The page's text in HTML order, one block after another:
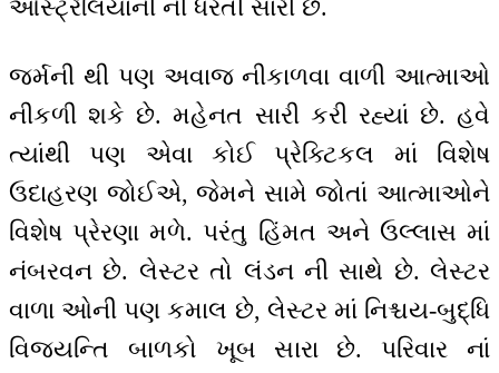
ઓસ્ટ્રેલિયાની ની ધરતી સારી છે.
જર્મની થી પણ અવાજ નીકાળવા વાળી આત્માઓ
નીકળી શકે છે. મહેનત સારી કરી રહ્યાં છે. હવે
ત્યાંથી પણ એવા કોઈ પ્રેક્ટિકલ માં વિશેષ
ઉદાહરણ જોઈએ, જેમને સામે જોતાં આત્માઓને
વિશેષ પ્રેરણા મળે. પરંતુ હિંમત અને ઉલ્લાસ માં
નંબરવન છે. લેસ્ટર તો લંડન ની સાથે છે. લેસ્ટર
વાળા ઓની પણ કમાલ છે, લેસ્ટર માં નિશ્ચય-બુદ્ધિ
વિજયન્તિ બાળકો ખૂબ સારા છે. પરિવાર નાં